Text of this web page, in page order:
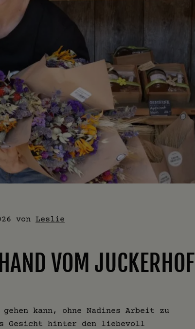
von Leslie
VOM JUCKERHOF
kann, ohne Nadines Arbeit zu
Gesicht hinter den liebevoll